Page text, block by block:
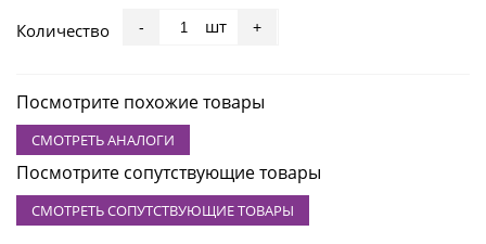
Количество - шт +
Посмотрите похожие товары
СМОТРЕТЬ АНАЛОГИ
Посмотрите сопутствующие товары
СМОТРЕТЬ СОПУТСТВУЮЩИЕ ТОВАРЫ